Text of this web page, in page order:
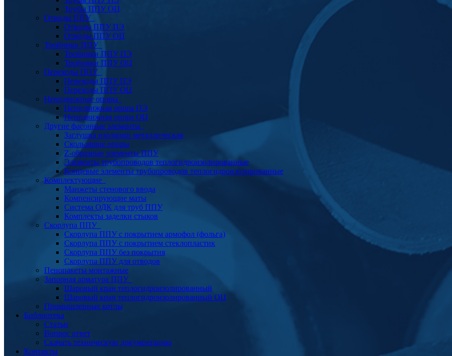
Трубы ППУ ОЦ
Отводы ППУ
Отводы ППУ ПЭ
Отводы ППУ ОЦ
Тройники ППУ
Тройники ППУ ПЭ
Тройники ППУ ОЦ
Переходы ППУ
Переходы ППУ ПЭ
Переходы ППУ ОЦ
Неподвижные опоры
Неподвижная опора ПЭ
Неподвижная опора ОЦ
Другие фасонные элементы
Заглушка изоляции металлическая
Скользящие опоры
Z-образные элементы ППУ
Элементы трубопроводов теплогидроизолированные
Концевые элементы трубопроводов теплогидроизолированные
Комплектующие
Манжеты стенового ввода
Компенсирующие маты
Система ОДК для труб ППУ
Комплекты заделки стыков
Скорлупа ППУ
Скорлупа ППУ с покрытием армофол (фольга)
Скорлупа ППУ с покрытием стеклопластик
Скорлупа ППУ без покрытия
Скорлупа ППУ для отводов
Пенопакеты монтажные
Запорная арматура ППУ
Шаровый кран теплогидроизолированный
Шаровый кран теплогидроизолированный ОЦ
Промышленные котлы
Библиотека
Статьи
Вопрос ответ
Скачать техническую документацию
Контакты